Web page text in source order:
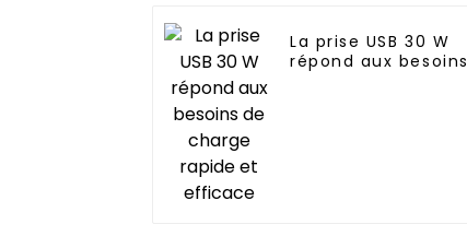
La prise USB 30 W
répond aux besoins